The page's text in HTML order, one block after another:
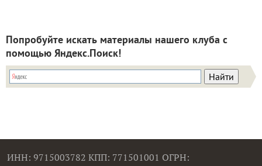
Главная страница